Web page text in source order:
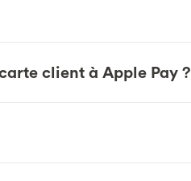
client à Apple Pay ?